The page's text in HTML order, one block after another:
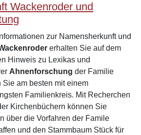
Wackenroder und
zur Namensherkunft und
erhalten Sie auf dem
Hinweis zu Lexikas und
Ahnenforschung der Familie
Sie am besten mit einem
Familienkreis. Mit Recherchen
Kirchenbüchern können Sie
über die Vorfahren der Famile
und den Stammbaum Stück für